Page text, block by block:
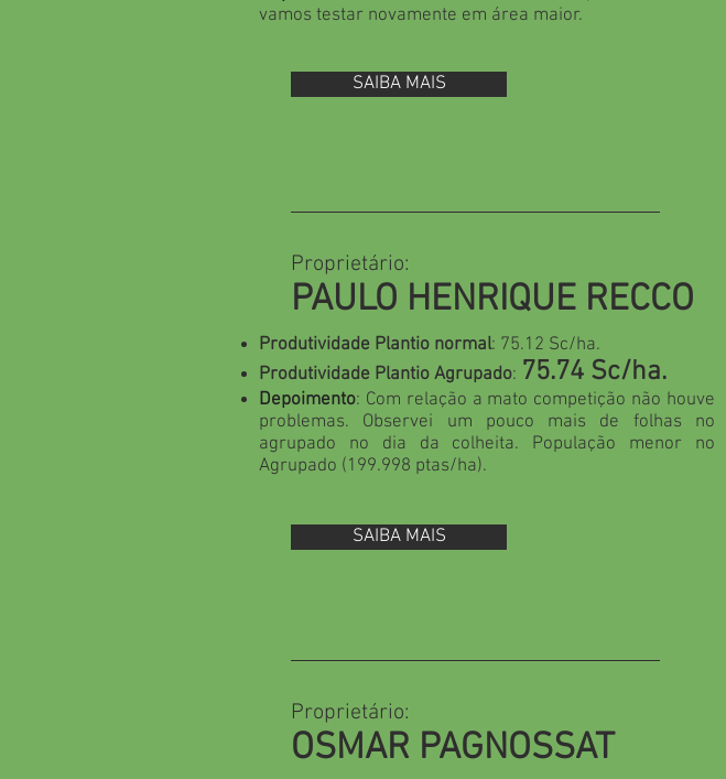
vamos testar novamente em área maior.
SAIBA MAIS
Proprietário:
PAULO HENRIQUE RECCO
Produtividade Plantio normal: 75.12 Sc/ha.
Produtividade Plantio Agrupado: 75.74 Sc/ha.
Depoimento: Com relação a mato competição não houve
problemas. Observei um pouco mais de folhas no
agrupado no dia da colheita. População menor no
Agrupado (199.998 ptas/ha).
SAIBA MAIS
Proprietário:
OSMAR PAGNOSSAT